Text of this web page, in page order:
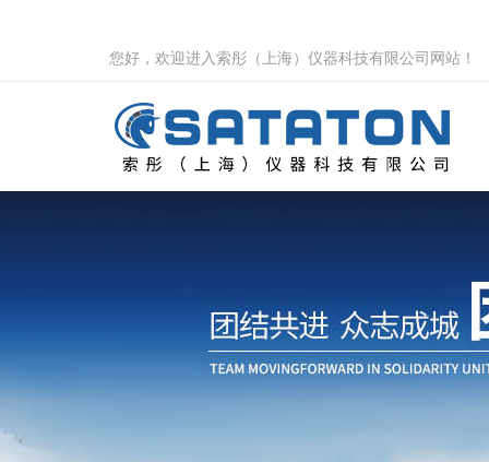
您好，欢迎进入索彤（上海）仪器科技有限公司网站！